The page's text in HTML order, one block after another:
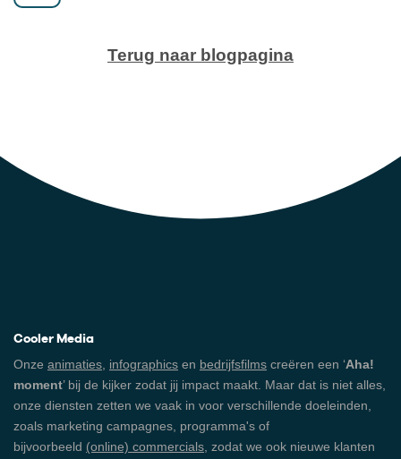
Terug naar blogpagina
Cooler Media
Onze animaties, infographics en bedrijfsfilms creëren een ‘Aha!
moment’ bij de kijker zodat jij impact maakt. Maar dat is niet alles,
onze diensten zetten we vaak in voor verschillende doeleinden,
zoals marketing campagnes, programma's of
bijvoorbeeld (online) commercials, zodat we ook nieuwe klanten